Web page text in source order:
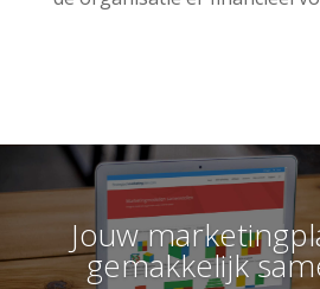
Jouw
gemakkelijk